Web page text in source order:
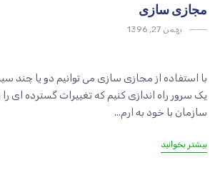
مجازی سازی
بهمن 27, 1396
مجازی سازی
با استفاده از مجازی سازی می توانیم دو یا چند
یک سرور راه اندازی کنیم که تغییرات گسترده ای
سازمان با خود به ارم...
بیشتر بخوانید